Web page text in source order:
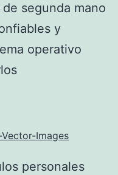
segunda mano
y
operativo
Images
personales